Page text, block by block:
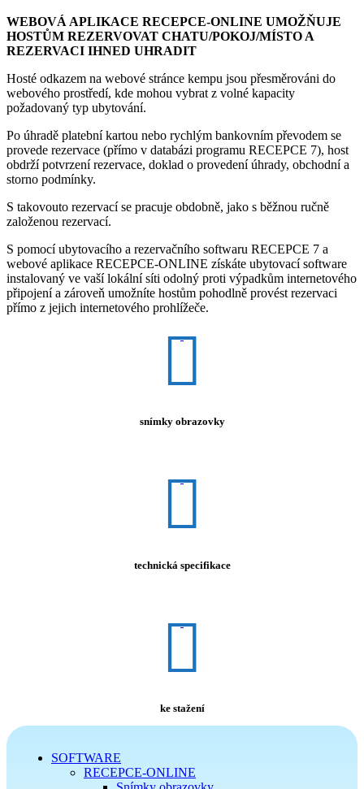
WEBOVÁ APLIKACE RECEPCE-ONLINE UMOŽŇUJE
HOSTŮM REZERVOVAT CHATU/POKOJ/MÍSTO A
REZERVACI IHNED UHRADIT
Hosté odkazem na webové stránce kempu jsou přesměrováni do
webového prostředí, kde mohou vybrat z volné kapacity
požadovaný typ ubytování.
Po úhradě platební kartou nebo rychlým bankovním převodem se
provede rezervace (přímo v databázi programu RECEPCE 7), host
obdrží potvrzení rezervace, doklad o provedení úhrady, obchodní a
storno podmínky.
S takovouto rezervací se pracuje obdobně, jako s běžnou ručně
založenou rezervací.
S pomocí ubytovacího a rezervačního softwaru RECEPCE 7 a
webové aplikace RECEPCE-ONLINE získáte ubytovací software
instalovaný ve vaší lokální síti odolný proti výpadkům internetového
připojení a zároveň umožníte hostům pohodlně provést rezervaci
přímo z jejich internetového prohlížeče.
snímky obrazovky
technická specifikace
ke stažení
SOFTWARE
RECEPCE-ONLINE